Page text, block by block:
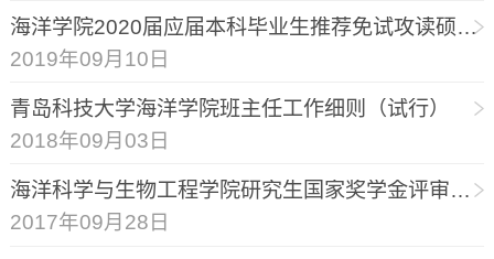
海洋学院2020届应届本科毕业生推荐免试攻读硕士学位研究生遴选实施办法细则
2019年09月10日
青岛科技大学海洋学院班主任工作细则（试行）
2018年09月03日
海洋科学与生物工程学院研究生国家奖学金评审细则
2017年09月28日